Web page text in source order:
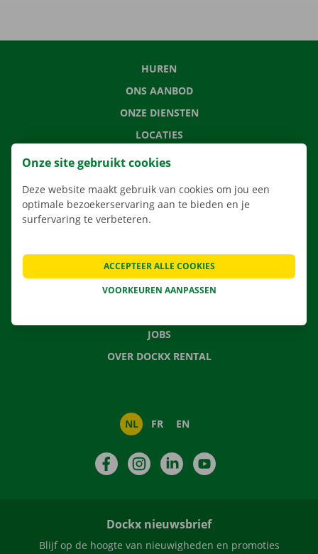
HUREN
ONS AANBOD
ONZE DIENSTEN
LOCATIES
APP
VEELGESTELDE VRAGEN
NIEUWS
JOBS
OVER DOCKX RENTAL
NL FR EN
FacebookInstagramLinkedIn
Dockx nieuwsbrief
Blijf op de hoogte van nieuwigheden en promoties
Onze site gebruikt cookies
Deze website maakt gebruik van cookies om jou een
optimale bezoekerservaring aan te bieden en je
surfervaring te verbeteren.
VOORKEUREN AANPASSEN
ACCEPTEER ALLE COOKIES